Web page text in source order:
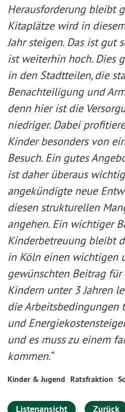
Herausforderung bleibt
Kitaplätze wird in
Jahr steigen. Das ist gut
ist weiterhin hoch. Dies
in den Stadtteilen, die
Benachteiligung und
denn hier ist die
niedriger. Dabei
Kinder besonders von
Besuch. Ein gutes
ist daher überaus
angekündigte neue
diesen strukturellen
angehen. Ein wichtiger
Kinderbetreuung bleibt
in Köln einen wichtigen
gewünschten Beitrag
Kindern unter 3 Jahren
die Arbeitsbedingungen
und
und es muss zu einem
kommen.“
Kinder & Jugend Ratsfraktion
Listenansicht Zurück